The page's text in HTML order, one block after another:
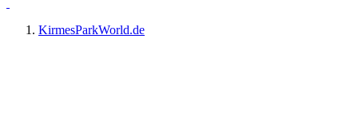
KirmesParkWorld.de